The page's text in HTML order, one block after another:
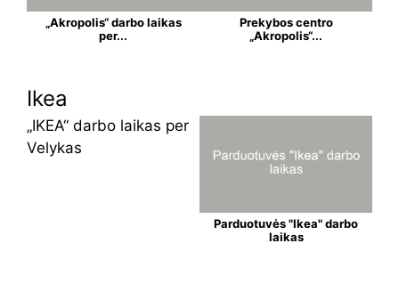
„Akropolis“ darbo laikas
per...
Prekybos centro
„Akropolis“...
Ikea
„IKEA“ darbo laikas per
Velykas
Parduotuvės "Ikea" darbo
laikas